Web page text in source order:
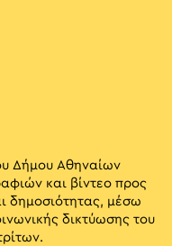
Δήμου Αθηναίων
και βίντεο προς
δημοσιότητας, μέσω
δικτύωσης του